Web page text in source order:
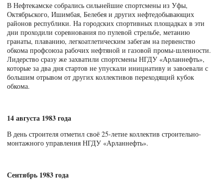
В Нефтекамске собрались сильнейшие спортсмены из Уфы,
Октябрьского, Ишимбая, Белебея и других нефтедобывающих
районов республики. На городских спортивных площадках в эти
дни проходили соревнования по пулевой стрельбе, метанию
гранаты, плаванию, легкоатлетическим забегам на первенство
обкома профсоюза рабочих нефтяной и газовой промы-шленности.
Лидерство сразу же захватили спортсмены НГДУ «Арланнефть»,
которые за два дня стартов не упускали инициативу и завоевали с
большим отрывом от других коллективов переходящий кубок
обкома.
14 августа 1983 года
В день строителя отметил своё 25-летие коллектив строительно-
монтажного управления НГДУ «Арланнефть».
Сентябрь 1983 года